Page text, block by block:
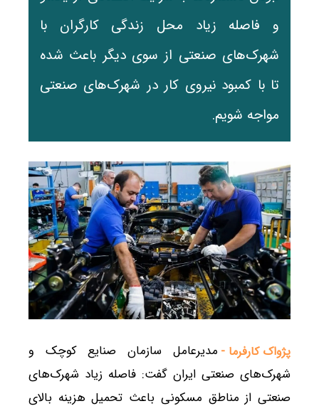
و فاصله زیاد محل زندگی کارگران با
شهرک‌های صنعتی از سوی دیگر باعث شده
تا با کمبود نیروی کار در شهرک‌های صنعتی
مواجه شویم.
پژواک کارفرما - مدیرعامل سازمان صنایع کوچک و
شهرک‌های صنعتی ایران گفت: فاصله زیاد شهرک‌های
صنعتی از مناطق مسکونی باعث تحمیل هزینه بالای